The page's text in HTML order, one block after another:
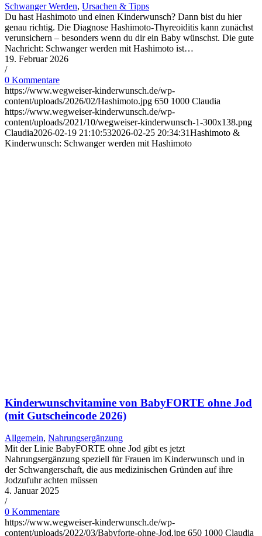
Schwanger Werden, Ursachen & Tipps
Du hast Hashimoto und einen Kinderwunsch? Dann bist du hier
genau richtig. Die Diagnose Hashimoto-Thyreoiditis kann zunächst
verunsichern – besonders wenn du dir ein Baby wünschst. Die gute
Nachricht: Schwanger werden mit Hashimoto ist…
19. Februar 2026
/
0 Kommentare
https://www.wegweiser-kinderwunsch.de/wp-
content/uploads/2026/02/Hashimoto.jpg 650 1000 Claudia
https://www.wegweiser-kinderwunsch.de/wp-
content/uploads/2021/10/wegweiser-kinderwunsch-1-300x138.png
Claudia2026-02-19 21:10:532026-02-25 20:34:31Hash­i­mo­to &
Kin­der­wunsch: Schwan­ger wer­den mit Hash­i­mo­to
Kin­der­wunsch­vit­ami­ne von Baby­FOR­TE ohne Jod
(mit Gut­schein­code 2026)
Allgemein, Nahrungsergänzung
Mit der Linie BabyFORTE ohne Jod gibt es jetzt
Nahrungsergänzung speziell für Frauen im Kinderwunsch und in
der Schwangerschaft, die aus medizinischen Gründen auf ihre
Jodzufuhr achten müssen
4. Januar 2025
/
0 Kommentare
https://www.wegweiser-kinderwunsch.de/wp-
content/uploads/2022/03/Babyforte-ohne-Jod.jpg 650 1000 Claudia